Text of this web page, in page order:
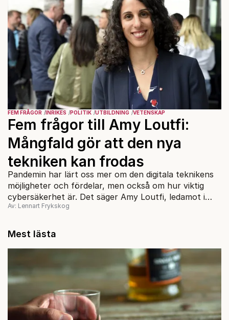
FEM FRÅGOR INRIKES POLITIK UTBILDNING VETENSKAP
Fem frågor till Amy Loutfi:
Mångfald gör att den nya
tekniken kan frodas
Pandemin har lärt oss mer om den digitala teknikens
möjligheter och fördelar, men också om hur viktig
cybersäkerhet är. Det säger Amy Loutfi, ledamot i
Omstartskommissionen och vice rektor vid Örebro
Av: Lennart Frykskog
Mest lästa